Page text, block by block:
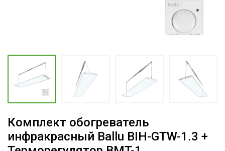
Комплект обогреватель
инфракрасный Ballu BIH-GTW-1.3 +